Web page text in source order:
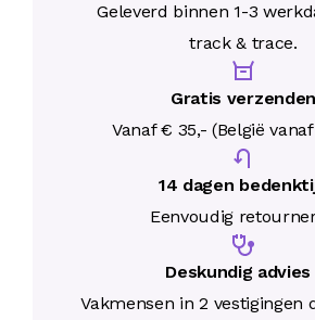
Geleverd binnen 1-3
track & trace.
Gratis verzenden
Vanaf € 35,- (België
14 dagen
Eenvoudig
Deskundig advies
Vakmensen in 2 vestigingen